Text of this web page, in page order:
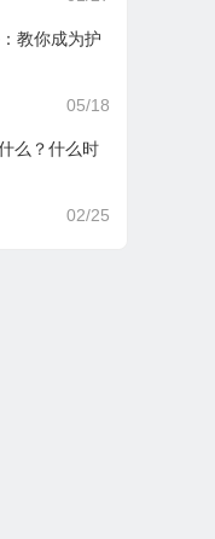
教你成为护
05/18
么？什么时
02/25